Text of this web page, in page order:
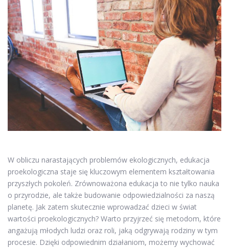
W obliczu narastających problemów ekologicznych, edukacja
proekologiczna staje się kluczowym elementem kształtowania
przyszłych pokoleń. Zrównoważona edukacja to nie tylko nauka
o przyrodzie, ale także budowanie odpowiedzialności za naszą
planetę. Jak zatem skutecznie wprowadzać dzieci w świat
wartości proekologicznych? Warto przyjrzeć się metodom, które
angażują młodych ludzi oraz roli, jaką odgrywają rodziny w tym
procesie. Dzięki odpowiednim działaniom, możemy wychować